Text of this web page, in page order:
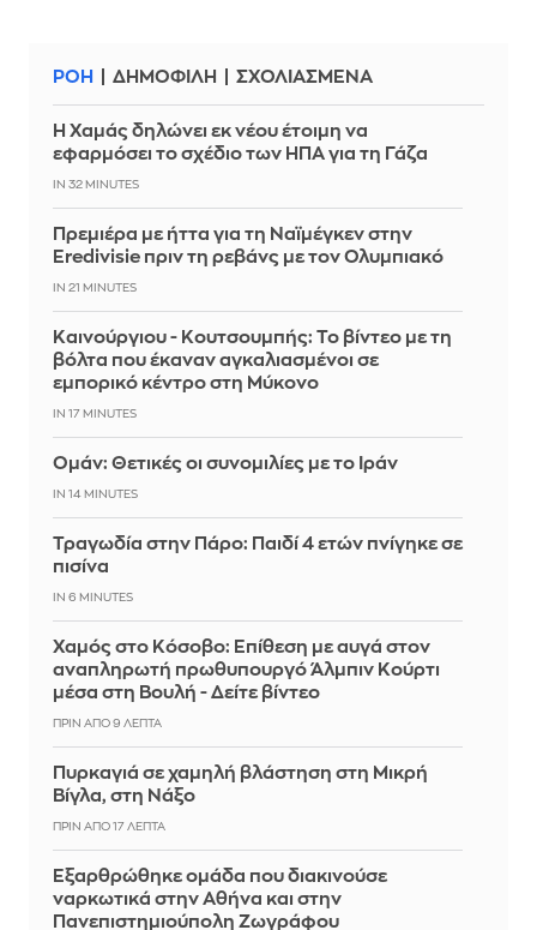
ΡΟΗ ΔΗΜΟΦΙΛΗ ΣΧΟΛΙΑΣΜΕΝΑ
Η Χαμάς δηλώνει εκ νέου έτοιμη να
εφαρμόσει το σχέδιο των ΗΠΑ για τη Γάζα
IN 32 MINUTES
Πρεμιέρα με ήττα για τη Ναϊμέγκεν στην
Eredivisie πριν τη ρεβάνς με τον Ολυμπιακό
IN 21 MINUTES
Καινούργιου - Κουτσουμπής: Το βίντεο με τη
βόλτα που έκαναν αγκαλιασμένοι σε
εμπορικό κέντρο στη Μύκονο
IN 17 MINUTES
Ομάν: Θετικές οι συνομιλίες με το Ιράν
IN 14 MINUTES
Τραγωδία στην Πάρο: Παιδί 4 ετών πνίγηκε σε
πισίνα
IN 6 MINUTES
Χαμός στο Κόσοβο: Επίθεση με αυγά στον
αναπληρωτή πρωθυπουργό Άλμπιν Κούρτι
μέσα στη Βουλή - Δείτε βίντεο
ΠΡΙΝ ΑΠΌ 9 ΛΕΠΤΆ
Πυρκαγιά σε χαμηλή βλάστηση στη Μικρή
Βίγλα, στη Νάξο
ΠΡΙΝ ΑΠΌ 17 ΛΕΠΤΆ
Εξαρθρώθηκε ομάδα που διακινούσε
ναρκωτικά στην Αθήνα και στην
Πανεπιστημιούπολη Ζωγράφου